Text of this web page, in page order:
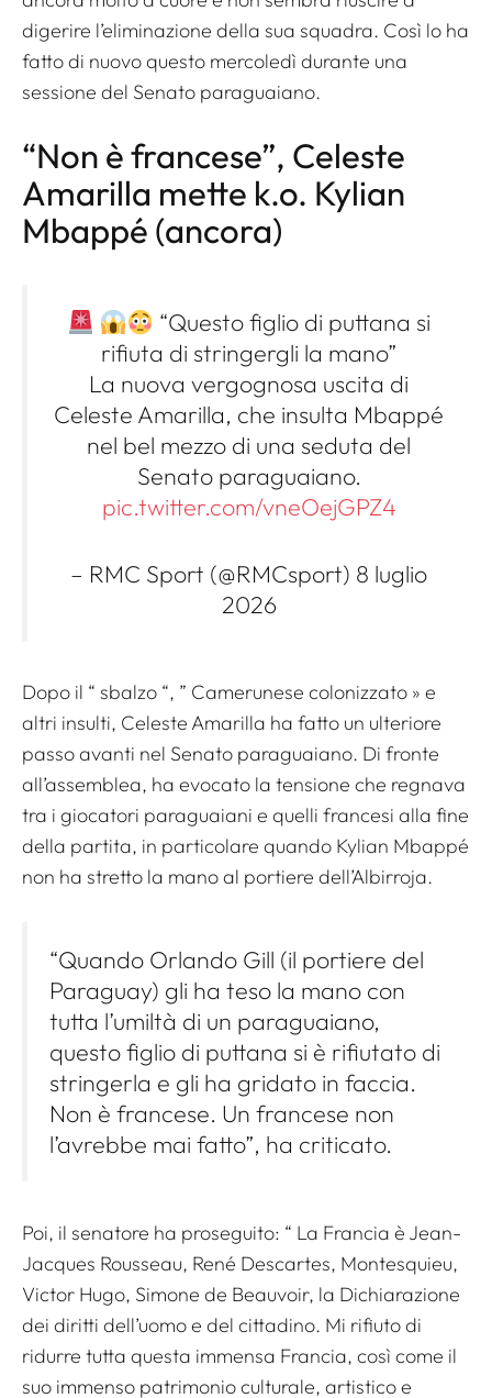
digerire l’eliminazione della sua squadra. Così lo ha
fatto di nuovo questo mercoledì durante una
sessione del Senato paraguaiano.
“Non è francese”, Celeste
Amarilla mette k.o. Kylian
Mbappé (ancora)
“Questo figlio di puttana si
rifiuta di stringergli la mano”
La nuova vergognosa uscita di
Celeste Amarilla, che insulta Mbappé
nel bel mezzo di una seduta del
Senato paraguaiano.
pic.twitter.com/vneOejGPZ4
– RMC Sport (@RMCsport) 8 luglio
2026
Dopo il “ sbalzo “, ” Camerunese colonizzato » e
altri insulti, Celeste Amarilla ha fatto un ulteriore
passo avanti nel Senato paraguaiano. Di fronte
all’assemblea, ha evocato la tensione che regnava
tra i giocatori paraguaiani e quelli francesi alla fine
della partita, in particolare quando Kylian Mbappé
non ha stretto la mano al portiere dell’Albirroja.
“Quando Orlando Gill (il portiere del
Paraguay) gli ha teso la mano con
tutta l’umiltà di un paraguaiano,
questo figlio di puttana si è rifiutato di
stringerla e gli ha gridato in faccia.
Non è francese. Un francese non
l’avrebbe mai fatto”, ha criticato.
Poi, il senatore ha proseguito: “ La Francia è Jean-
Jacques Rousseau, René Descartes, Montesquieu,
Victor Hugo, Simone de Beauvoir, la Dichiarazione
dei diritti dell’uomo e del cittadino. Mi rifiuto di
ridurre tutta questa immensa Francia, così come il
suo immenso patrimonio culturale, artistico e